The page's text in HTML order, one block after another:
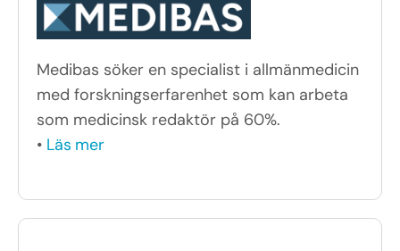
Medibas söker en specialist i allmänmedicin
med forskningserfarenhet som kan arbeta
som medicinsk redaktör på 60%.
• Läs mer